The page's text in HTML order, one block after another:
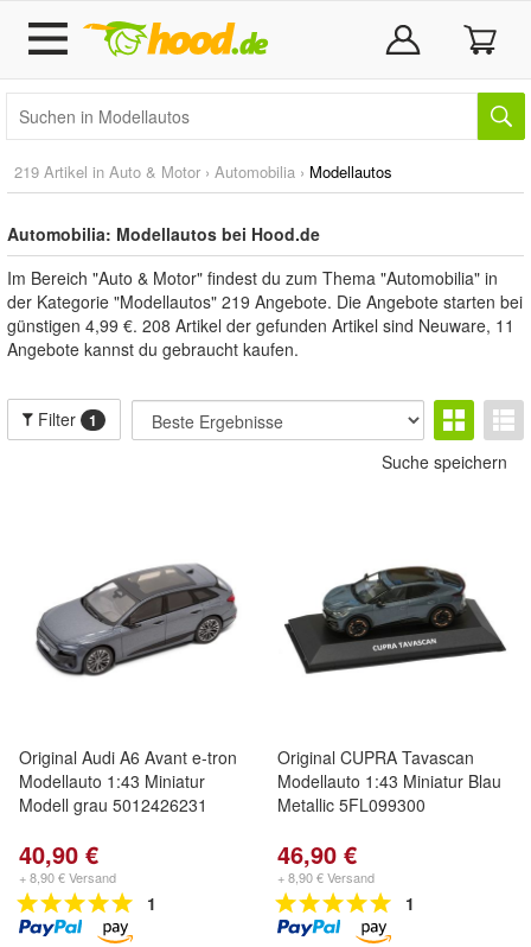
219 Artikel in Auto & Motor › Automobilia › Modellautos
Automobilia: Modellautos bei Hood.de
Im Bereich "Auto & Motor" findest du zum Thema "Automobilia" in
der Kategorie "Modellautos" 219 Angebote. Die Angebote starten bei
günstigen 4,99 €. 208 Artikel der gefunden Artikel sind Neuware, 11
Angebote kannst du gebraucht kaufen.
Filter 1
Suche speichern
Original Audi A6 Avant e-tron
Modellauto 1:43 Miniatur
Modell grau 5012426231
40,90 €
+ 8,90 € Versand
1
Original CUPRA Tavascan
Modellauto 1:43 Miniatur Blau
Metallic 5FL099300
46,90 €
+ 8,90 € Versand
1